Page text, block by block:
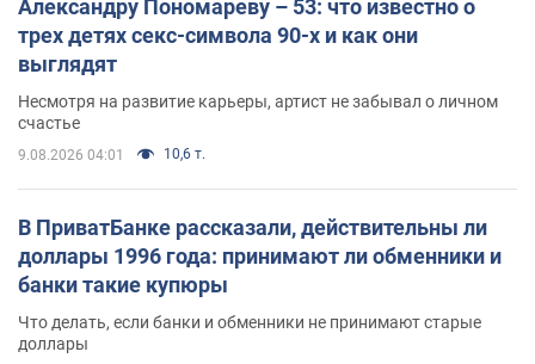
Александру Пономареву – 53: что известно о
трех детях секс-символа 90-х и как они
выглядят
Несмотря на развитие карьеры, артист не забывал о личном
счастье
9.08.2026 04:01 10,6 т.
В ПриватБанке рассказали, действительны ли
доллары 1996 года: принимают ли обменники и
банки такие купюры
Что делать, если банки и обменники не принимают старые
доллары